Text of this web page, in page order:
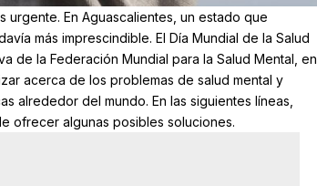
urgente. En Aguascalientes, un estado que
más imprescindible. El Día Mundial de la Salud
de la Federación Mundial para la Salud Mental, en
acerca de los problemas de salud mental y
alrededor del mundo. En las siguientes líneas,
ofrecer algunas posibles soluciones.